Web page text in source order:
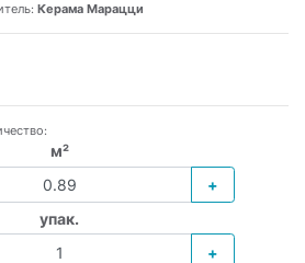
Керама Марацци
м²
+
упак.
+